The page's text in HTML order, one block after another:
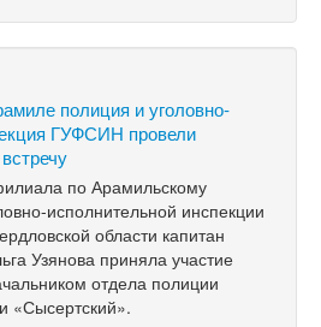
полиция и уголовно-
ГУФСИН провели
по Арамильскому
исполнительной инспекции
области капитан
Узянова приняла участие
отдела полиции